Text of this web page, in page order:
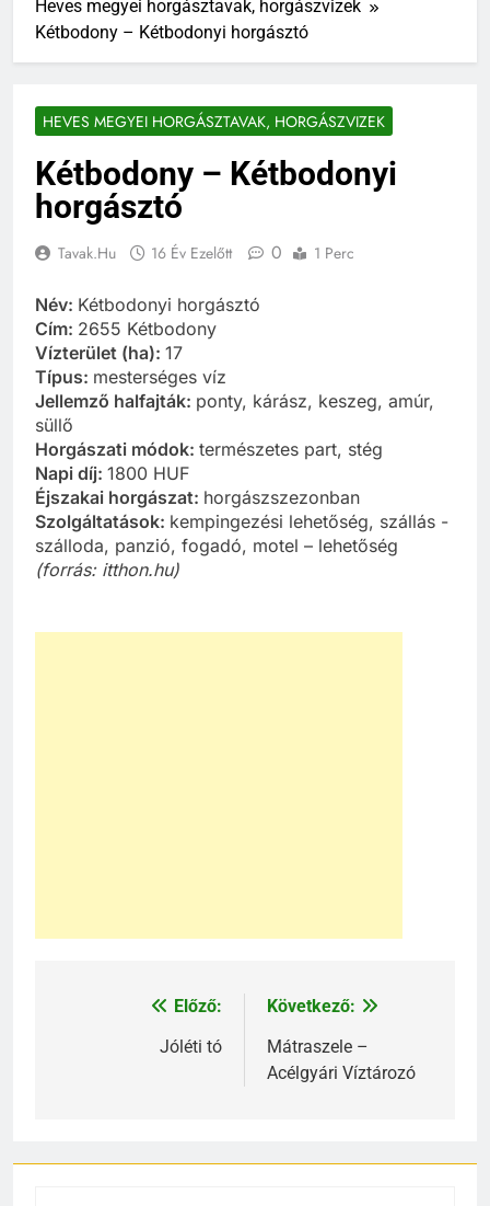
Heves megyei horgásztavak, horgászvizek
Kétbodony – Kétbodonyi horgásztó
HEVES MEGYEI HORGÁSZTAVAK, HORGÁSZVIZEK
Kétbodony – Kétbodonyi
horgásztó
Tavak.hu 16 Év Ezelőtt 0 1 Perc
Név: Kétbodonyi horgásztó
Cím: 2655 Kétbodony
Vízterület (ha): 17
Típus: mesterséges víz
Jellemző halfajták: ponty, kárász, keszeg, amúr,
süllő
Horgászati módok: természetes part, stég
Napi díj: 1800 HUF
Éjszakai horgászat: horgászszezonban
Szolgáltatások: kempingezési lehetőség, szállás -
szálloda, panzió, fogadó, motel – lehetőség
(forrás: itthon.hu)
Bejegyzés
navigáció
Előző:
Jóléti tó
Következő:
Mátraszele –
Acélgyári Víztározó